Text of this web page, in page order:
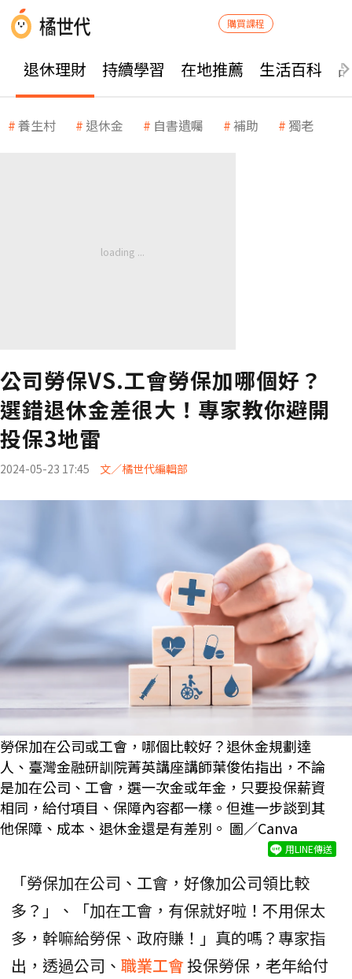
購買課程
退休理財 持續學習 在地推薦 生活百科
養生村 退休金 自書遺囑 補助 獨老
公司勞保VS.工會勞保加哪個好？
選錯退休金差很大！專家教你避開
投保3地雷
2024-05-23 17:45 文／橘世代編輯部
勞保加在公司或工會，哪個比較好？退休金規劃達
人、臺灣金融研訓院菁英講座講師葉俊佑指出，不論
是加在公司、工會，選一次金或年金，只要投保薪資
相同，給付項目、保障內容都一樣。但進一步談到其
他保障、成本、退休金還是有差別。 圖／Canva
用LINE傳送
「勞保加在公司、工會，好像加公司領比較
多？」、「加在工會，有保就好啦！不用保太
多，幹嘛給勞保、政府賺！」真的嗎？專家指
出，透過公司、 職業工會投保勞保，老年給付